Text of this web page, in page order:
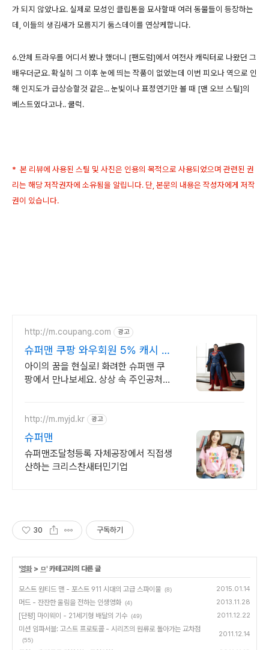
가 되지 않았나요. 실제로 모성인 클립톤을 묘사할때 여러 동물들이 등장하는
데, 이들의 생김새가 모름지기 둠스데이를 연상케합니다.
6.안체 트라우를 어디서 봤나 했더니 [팬도럼]에서 여전사 캐릭터로 나왔던 그
배우더군요. 확실히 그 이후 눈에 띄는 작품이 없었는데 이번 피오나 역으로 인
해 인지도가 급상승할것 같은... 눈빛이나 표정연기만 볼 때 [맨 오브 스틸]의
베스트였다고나.. 쿨럭.
* 본 리뷰에 사용된 스틸 및 사진은 인용의 목적으로 사용되었으며 관련된 권
리는 해당 저작권자에 소유됨을 알립니다. 단, 본문의 내용은 작성자에게 저작
권이 있습니다.
http://m.coupang.com 광고
슈퍼맨 쿠팡 와우회원 5% 캐시 적
립
아이의 꿈을 현실로! 화려한 슈퍼맨 쿠
팡에서 만나보세요. 상상 속 주인공처
http://m.myjd.kr 광고
슈퍼맨
슈퍼맨조달청등록 자체공장에서 직접생
산하는 크리스찬새터민기업
30 구독하기
'영화> ㅁ' 카테고리의 다른 글
모스트 원티드 맨 - 포스트 911 시대의 고급 스파이물 (8) 2015.01.14
머드 - 잔잔한 울림을 전하는 인생영화 (4) 2013.11.28
[단평] 마이웨이 - 21세기형 배달의 기수 (49) 2011.12.22
미션 임파서블: 고스트 프로토콜 - 시리즈의 원류로 돌아가는 교차점
(55)
2011.12.14